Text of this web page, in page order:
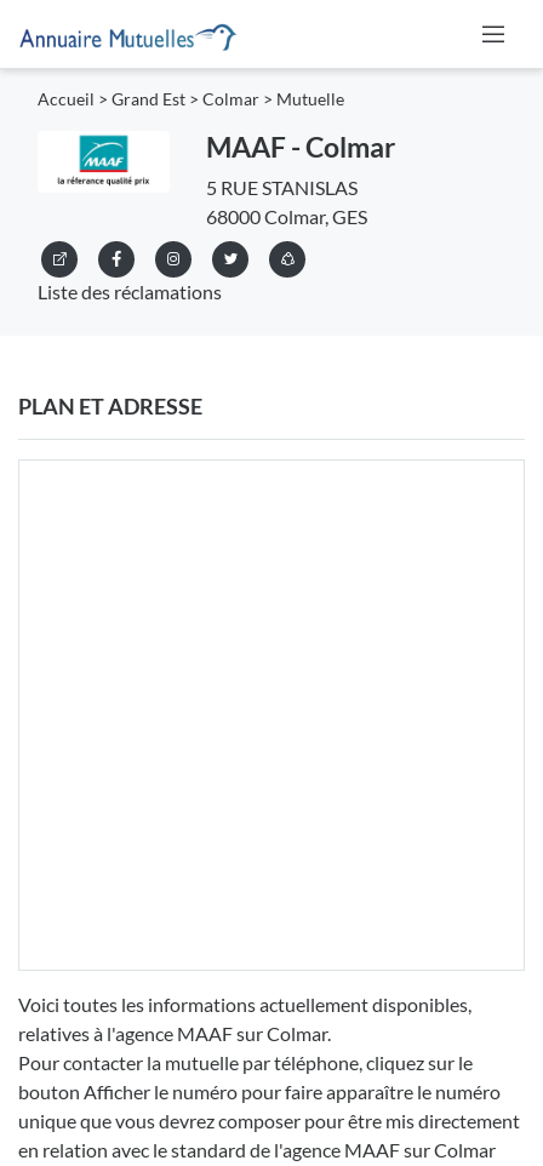
Accueil > Grand Est > Colmar > Mutuelle
MAAF - Colmar
5 RUE STANISLAS
68000 Colmar, GES
Liste des réclamations
PLAN ET ADRESSE
Voici toutes les informations actuellement disponibles,
relatives à l'agence MAAF sur Colmar.
Pour contacter la mutuelle par téléphone, cliquez sur le
bouton Afficher le numéro pour faire apparaître le numéro
unique que vous devrez composer pour être mis directement
en relation avec le standard de l'agence MAAF sur Colmar